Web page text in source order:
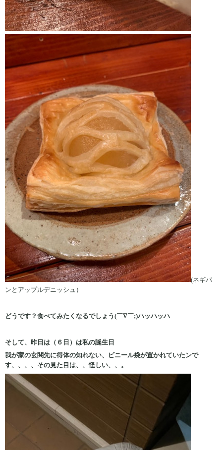
(ネギパ
ンとアップルデニッシュ）
どうです？食べてみたくなるでしょう(￣∇￣;)ハッハッハ
そして、昨日は（６日）は私の誕生日
我が家の玄関先に得体の知れない、ビニール袋が置かれていたンで
す、、、、その見た目は、、怪しい、、。